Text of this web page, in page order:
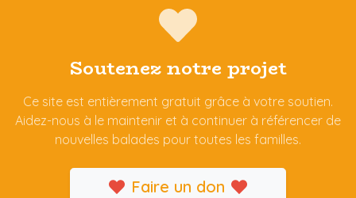
Soutenez notre projet
Ce site est entièrement gratuit grâce à votre soutien.
Aidez-nous à le maintenir et à continuer à référencer de
nouvelles balades pour toutes les familles.
Faire un don